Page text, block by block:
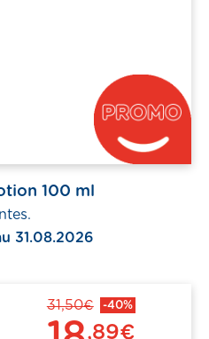
100 ml
31.08.2026
31,50€ -40%
,89€